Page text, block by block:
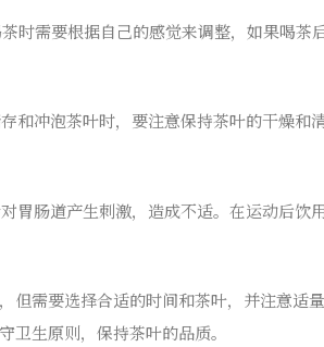
时需要根据自己的感觉来调整，如果喝茶
和冲泡茶叶时，要注意保持茶叶的干燥和
胃肠道产生刺激，造成不适。在运动后饮
但需要选择合适的时间和茶叶，并注意适
卫生原则，保持茶叶的品质。